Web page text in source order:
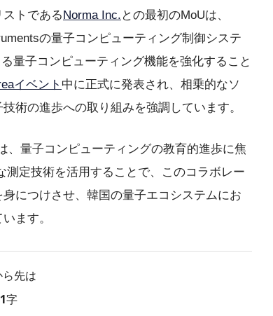
トである Norma Inc. との最初のMoUは、
の量子コンピューティング制御システ
量子コンピューティング機能を強化すること
イベント 中に正式に発表され、相乗的なソ
術の進歩への取り組みを強調しています。
、量子コンピューティングの教育的進歩に焦
定技術を活用することで、このコラボレー
につけさせ、韓国の量子エコシステムにお
ます。
先は
字